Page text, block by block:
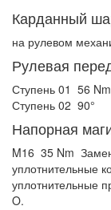
Карданный
на рулевом
Рулевая
Ступень 01 56 Nm
Ступень 02 90°
Напорная
M16 35 Nm
уплотнительные
уплотнительные
O.